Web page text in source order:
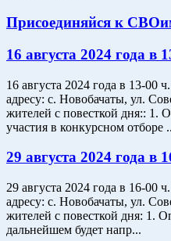
Присоединяйся к
16 августа 2024 года в
16 августа 2024 года в 13-00
адресу: с. Новобачаты, ул.
жителей с повесткой дня:: 1.
участия в конкурсном отборе
29 августа 2024 года в
29 августа 2024 года в 16-00
адресу: с. Новобачаты, ул.
жителей с повесткой дня: 1.
дальнейшем будет напр...